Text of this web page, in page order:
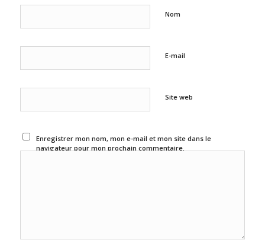
Nom
E-mail
Site web
Enregistrer mon nom, mon e-mail et mon site dans le
navigateur pour mon prochain commentaire.